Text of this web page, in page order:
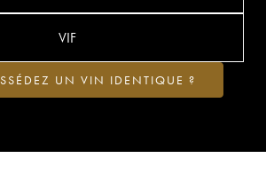
VIF
UN VIN IDENTIQUE ?